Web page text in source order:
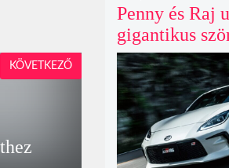
KÖVETKEZŐ
Penny és Raj
gigantikus
vissza valaki
Agymenők
offjában